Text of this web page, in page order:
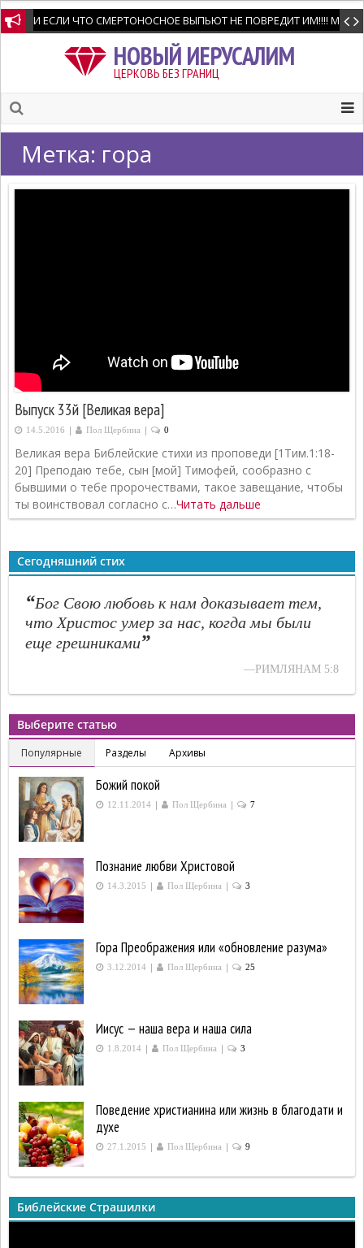
И ЕСЛИ ЧТО СМЕРТОНОСНОЕ ВЫПЬЮТ НЕ ПОВРЕДИТ ИМ!!!! Мне
НОВЫЙ ИЕРУСАЛИМ
ЦЕРКОВЬ БЕЗ ГРАНИЦ
Метка: гора
Выпуск 33й [Великая вера]
14.5.2016 | Пол Щербина | 0
Великая вера Библейские стихи из проповеди [1Тим.1:18-
20] Преподаю тебе, сын [мой] Тимофей, сообразно с
бывшими о тебе пророчествами, такое завещание, чтобы
ты воинствовал согласно с…Читать дальше
Сегодняшний стих
“Бог Свою любовь к нам доказывает тем,
что Христос умер за нас, когда мы были
еще грешниками”
—РИМЛЯНАМ 5:8
Выберите статью
Популярные Разделы Архивы
Божий покой
12.11.2014 | Пол Щербина | 7
Познание любви Христовой
14.3.2015 | Пол Щербина | 3
Гора Преображения или «обновление разума»
3.12.2014 | Пол Щербина | 25
Иисус — наша вера и наша сила
1.8.2014 | Пол Щербина | 3
Поведение христианина или жизнь в благодати и
духе
27.1.2015 | Пол Щербина | 9
Библейские Страшилки